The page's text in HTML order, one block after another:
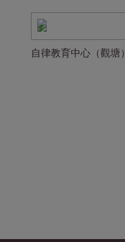
自律教育中心（觀塘）